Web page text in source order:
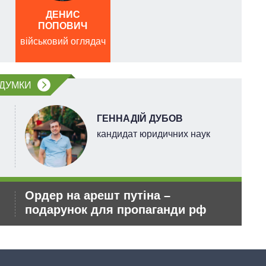
ДЕНИС
ПОПОВИЧ
військовий оглядач
ГЕННАДІЙ ДУБОВ
кандидат юридичних наук
Ордер на арешт путіна –
подарунок для пропаганди рф